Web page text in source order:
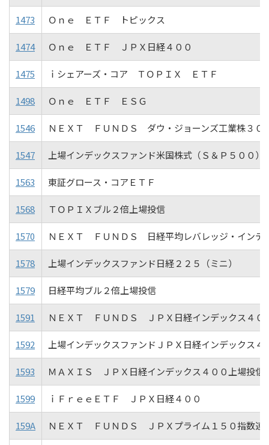
1473 Ｏｎｅ ＥＴＦ トピックス
1474 Ｏｎｅ ＥＴＦ ＪＰＸ日経４００
1475 ｉシェアーズ・コア ＴＯＰＩＸ ＥＴＦ
1498 Ｏｎｅ ＥＴＦ ＥＳＧ
1546 ＮＥＸＴ ＦＵＮＤＳ ダウ・ジョーンズ工業株３０
1547 上場インデックスファンド米国株式（Ｓ＆Ｐ５００）
1563 東証グロース・コアＥＴＦ
1568 ＴＯＰＩＸブル２倍上場投信
1570 ＮＥＸＴ ＦＵＮＤＳ 日経平均レバレッジ・インデ
1578 上場インデックスファンド日経２２５（ミニ）
1579 日経平均ブル２倍上場投信
1591 ＮＥＸＴ ＦＵＮＤＳ ＪＰＸ日経インデックス４０
1592 上場インデックスファンドＪＰＸ日経インデックス４
1593 ＭＡＸＩＳ ＪＰＸ日経インデックス４００上場投信
1599 ｉＦｒｅｅＥＴＦ ＪＰＸ日経４００
159A ＮＥＸＴ ＦＵＮＤＳ ＪＰＸプライム１５０指数連